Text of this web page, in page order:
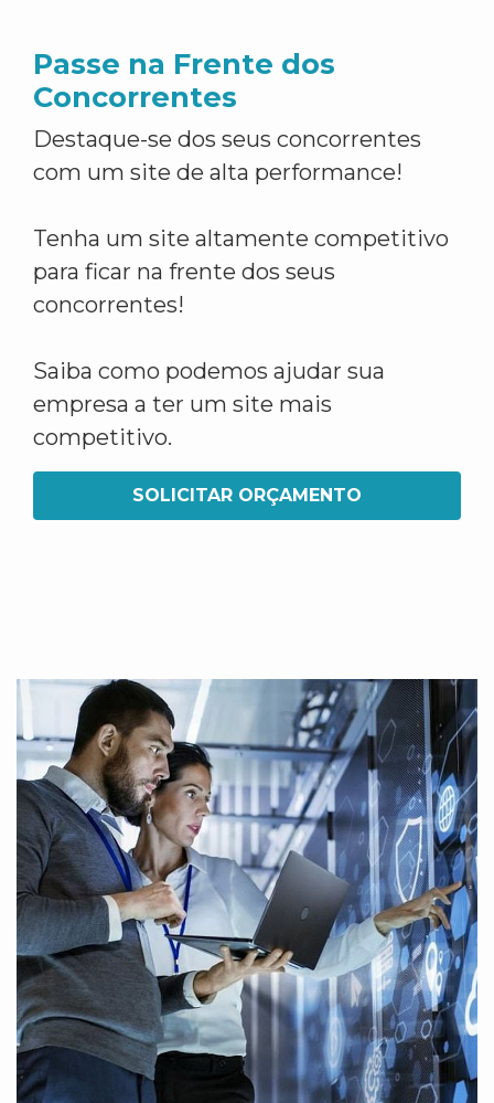
Passe na Frente dos
Concorrentes
Destaque-se dos seus concorrentes
com um site de alta performance!
Tenha um site altamente competitivo
para ficar na frente dos seus
concorrentes!
Saiba como podemos ajudar sua
empresa a ter um site mais
competitivo.
SOLICITAR ORÇAMENTO